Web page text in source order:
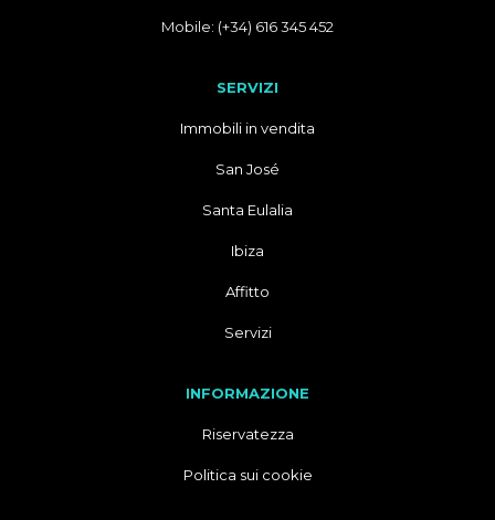
Mobile: (+34) 616 345 452
SERVIZI
Immobili in vendita
San José
Santa Eulalia
Ibiza
Affitto
Servizi
INFORMAZIONE
Riservatezza
Politica sui cookie